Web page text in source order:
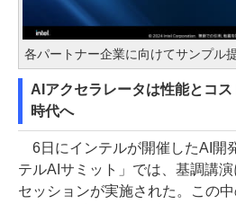
各パートナー企業に向けてサンプル
AIアクセラレータは性能とコ
時代へ
6日にインテルが開催したAI開
テルAIサミット」では、基調講
セッションが実施された。この